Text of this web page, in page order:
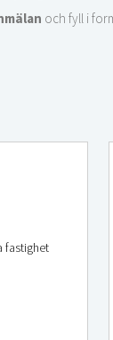
och fyll i
fastighet